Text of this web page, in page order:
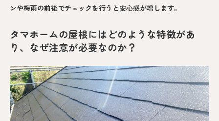
ンや梅雨の前後でチェックを行うと安心感が増します。
タマホームの屋根にはどのような特徴があ
り、なぜ注意が必要なのか？